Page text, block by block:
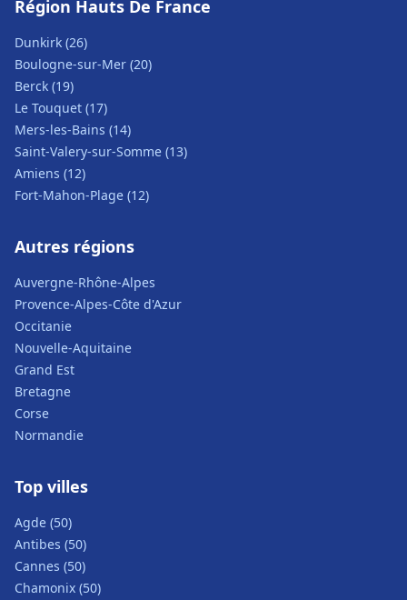
Région Hauts De France
Dunkirk (26)
Boulogne-sur-Mer (20)
Berck (19)
Le Touquet (17)
Mers-les-Bains (14)
Saint-Valery-sur-Somme (13)
Amiens (12)
Fort-Mahon-Plage (12)
Autres régions
Auvergne-Rhône-Alpes
Provence-Alpes-Côte d'Azur
Occitanie
Nouvelle-Aquitaine
Grand Est
Bretagne
Corse
Normandie
Top villes
Agde (50)
Antibes (50)
Cannes (50)
Chamonix (50)